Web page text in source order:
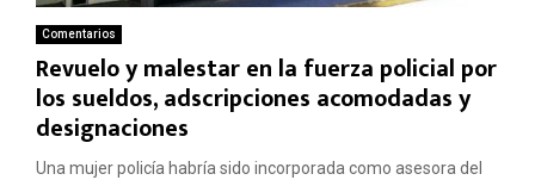
Comentarios
Revuelo y malestar en la fuerza policial por
los sueldos, adscripciones acomodadas y
designaciones
Una mujer policía habría sido incorporada como asesora del